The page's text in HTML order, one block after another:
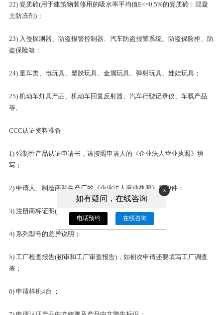
22) 瓷质砖(用于建筑物装修用的吸水率平均值E<=0.5%的瓷质砖：混凝
土防冻剂)；
23) 入侵探测器、防盗报警控制器、汽车防盗报警系统、防盗保险柜、防
盗保险箱；
24) 童车类、电玩具、塑胶玩具、金属玩具、弹射玩具、娃娃玩具；
25) 机动车灯具产品、机动车回复反射器、汽车行驶记录仪、车载产品
等。
CCC认证资料准备
1) 强制性产品认证申请书，请按照申请人的《企业法人营业执照》填
写；
2) 申请人、制造商和生产厂的《企业法人营业执照》复印件；
3) 注册商标证明(有注册商标时)；
4) 系列型号的差异说明；
5) 工厂检查报告(初审和工厂审查报告)，如初次申请还要填写工厂调查
表；
6) 申请样机4台 ；
x
如有疑问，在线咨询
电话预约 在线咨询